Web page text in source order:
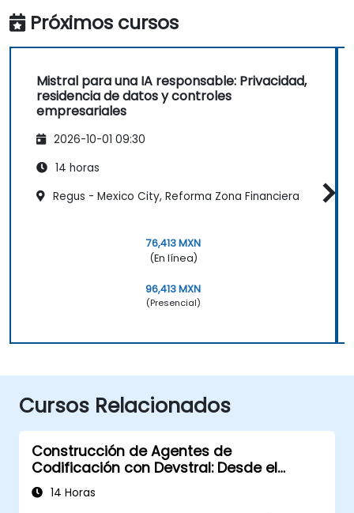
Próximos cursos
Mistral para una IA responsable: Privacidad,
residencia de datos y controles
empresariales
2026-10-01 09:30
14 horas
Regus - Mexico City, Reforma Zona Financiera
76,413 MXN
(En línea)
96,413 MXN
(Presencial)
Cursos Relacionados
Construcción de Agentes de
Codificación con Devstral: Desde el
Diseño de Agentes hasta la
Herramientización
14 Horas